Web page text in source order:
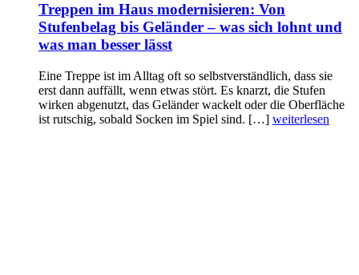
Treppen im Haus modernisieren: Von
Stufenbelag bis Geländer – was sich lohnt und
was man besser lässt
Eine Treppe ist im Alltag oft so selbstverständlich, dass sie
erst dann auffällt, wenn etwas stört. Es knarzt, die Stufen
wirken abgenutzt, das Geländer wackelt oder die Oberfläche
ist rutschig, sobald Socken im Spiel sind. […] weiterlesen